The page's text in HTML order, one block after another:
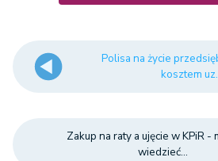
Polisa na życie
kosztem
Zakup na raty a ujęcie w KPiR -
wiedzieć...